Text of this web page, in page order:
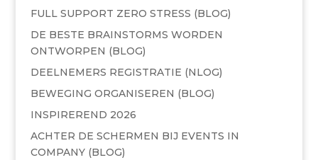
FULL SUPPORT ZERO STRESS (BLOG)
DE BESTE BRAINSTORMS WORDEN
ONTWORPEN (BLOG)
DEELNEMERS REGISTRATIE (NLOG)
BEWEGING ORGANISEREN (BLOG)
INSPIREREND 2026
ACHTER DE SCHERMEN BIJ EVENTS IN
COMPANY (BLOG)